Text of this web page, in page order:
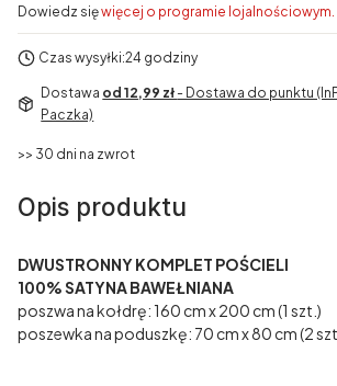
Dowiedz sięwięcej o programie lojalnościowym.
Czas wysyłki:24 godziny
Dostawa od 12,99 zł - Dostawa do punktu
Paczka)
>> 30 dni na zwrot
Opis produktu
DWUSTRONNY KOMPLET POŚCIELI
100% SATYNA BAWEŁNIANA
poszwa na kołdrę: 160 cm x 200 cm (1 szt.)
poszewka na poduszkę: 70 cm x 80 cm (2